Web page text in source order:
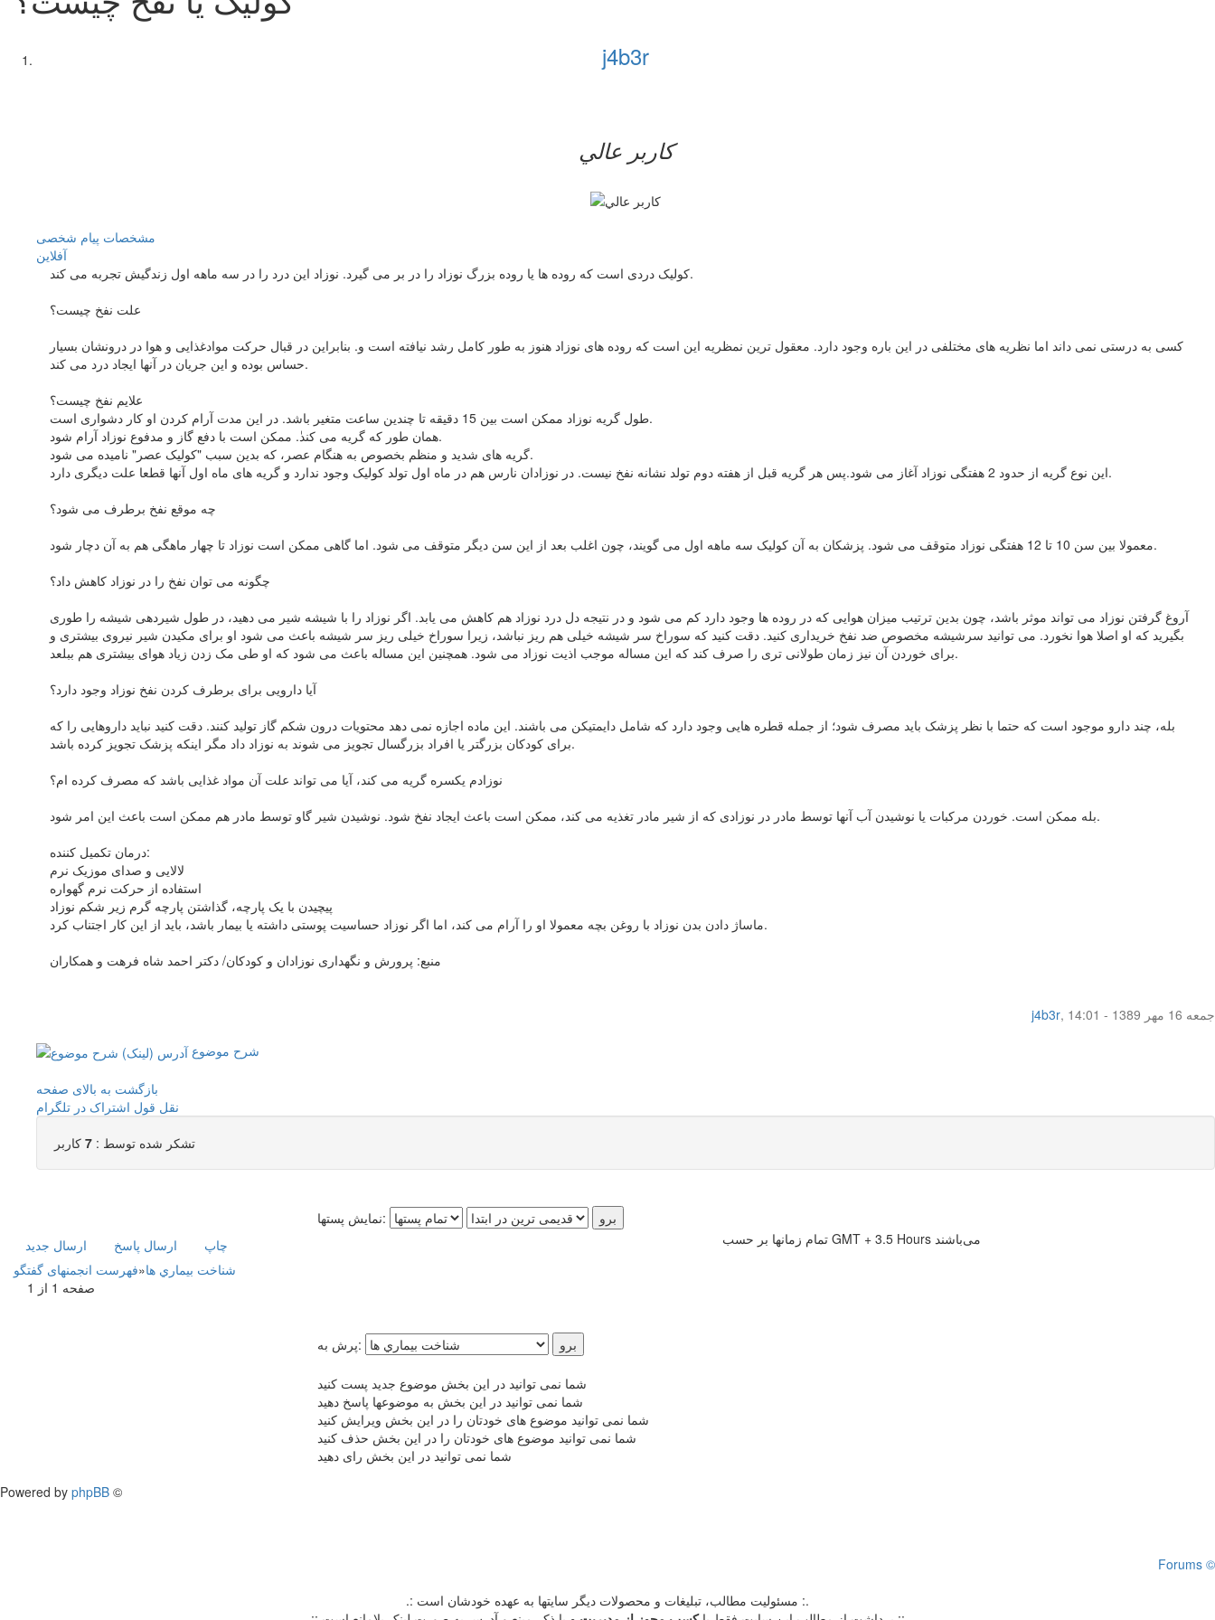
j4b3r
کاربر عالي
مشخصات پیام شخصی
آفلاين
کولیک دردی است که روده ها یا روده بزرگ نوزاد را در بر می گیرد. نوزاد این درد را در سه ماهه اول زندگیش تجربه می کند.
علت نفخ چیست؟
کسی به درستی نمی داند اما نظریه های مختلفی در این باره وجود دارد. معقول ترین نمظریه این است که روده های نوزاد هنوز به طور کامل رشد نیافته است و. بنابراین در قبال حرکت موادغذایی و هوا در درونشان بسیار
حساس بوده و این جریان در آنها ایجاد درد می کند.
علایم نفخ چیست؟
طول گریه نوزاد ممکن است بین 15 دقیقه تا چندین ساعت متغیر باشد. در این مدت آرام کردن او کار دشواری است.
همان طور که گریه می کندٰ. ممکن است با دفع گاز و مدفوع نوزاد آرام شود.
گریه های شدید و منظم بخصوص به هنگام عصر، که بدین سبب "کولیک عصر" نامیده می شود.
این نوع گریه از حدود 2 هفتگی نوزاد آغاز می شود.پس هر گریه قبل از هفته دوم تولد نشانه نفخ نیست. در نوزادان نارس هم در ماه اول تولد کولیک وجود ندارد و گریه های ماه اول آنها قطعا علت دیگری دارد.
چه موقع نفخ برطرف می شود؟
معمولا بین سن 10 تا 12 هفتگی نوزاد متوقف می شود. پزشکان به آن کولیک سه ماهه اول می گویند، چون اغلب بعد از این سن دیگر متوقف می شود. اما گاهی ممکن است نوزاد تا چهار ماهگی هم به آن دچار شود.
چگونه می توان نفخ را در نوزاد کاهش داد؟
آروغ گرفتن نوزاد می تواند موثر باشد، چون بدین ترتیب میزان هوایی که در روده ها وجود دارد کم می شود و در نتیجه دل درد نوزاد هم کاهش می یابد. اگر نوزاد را با شیشه شیر می دهید، در طول شیردهی شیشه را طوری
بگیرید که او اصلا هوا نخورد. می توانید سرشیشه مخصوص ضد نفخ خریداری کنید. دقت کنید که سوراخ سر شیشه خیلی هم ریز نباشد، زیرا سوراخ خیلی ریز سر شیشه باعث می شود او برای مکیدن شیر نیروی بیشتری و
برای خوردن آن نیز زمان طولانی تری را صرف کند که این مساله موجب اذیت نوزاد می شود. همچنین این مساله باعث می شود که او طی مک زدن زیاد هوای بیشتری هم ببلعد.
آیا دارویی برای برطرف کردن نفخ نوزاد وجود دارد؟
بله، چند دارو موجود است که حتما با نظر پزشک باید مصرف شود؛ از جمله قطره هایی وجود دارد که شامل دایمتیکن می باشند. این ماده اجازه نمی دهد محتویات درون شکم گاز تولید کنند. دقت کنید نباید داروهایی را که
برای کودکان بزرگتر یا افراد بزرگسال تجویز می شوند به نوزاد داد مگر اینکه پزشک تجویز کرده باشد.
نوزادم یکسره گریه می کند، آیا می تواند علت آن مواد غذایی باشد که مصرف کرده ام؟
بله ممکن است. خوردن مرکبات یا نوشیدن آب آنها توسط مادر در نوزادی که از شیر مادر تغذیه می کند، ممکن است باعث ایجاد نفخ شود. نوشیدن شیر گاو توسط مادر هم ممکن است باعث این امر شود.
درمان تکمیل کننده:
لالایی و صدای موزیک نرم
استفاده از حرکت نرم گهواره
پیچیدن با یک پارچه، گذاشتن پارچه گرم زیر شکم نوزاد
ماساژ دادن بدن نوزاد با روغن بچه معمولا او را آرام می کند، اما اگر نوزاد حساسیت پوستی داشته یا بیمار باشد، باید از این کار اجتناب کرد.
منبع: پرورش و نگهداری نوزادان و کودکان/ دکتر احمد شاه فرهت و همکاران
j4b3r,
جمعه 16 مهر 1389 - 14:01
شرح موضوع
بازگشت به بالای صفحه
نقل قول اشتراک در تلگرام
تشکر شده توسط : 7 کاربر
نمایش پستها:
ارسال جديد
ارسال پاسخ چاپ
تمام زمانها بر حسب GMT + 3.5 Hours می‌باشند
فهرست انجمنهای گفتگو»شناخت بيماري ها
صفحه 1 از 1
پرش به:
شما نمی توانید در این بخش موضوع جدید پست کنید
شما نمی توانید در این بخش به موضوعها پاسخ دهید
شما نمی توانید موضوع های خودتان را در این بخش ویرایش کنید
شما نمی توانید موضوع های خودتان را در این بخش حذف کنید
شما نمی توانید در این بخش رای دهید
Powered by phpBB ©
Forums ©
.: مسئوليت مطالب، تبليغات و محصولات ديگر سايتها به عهده خودشان است :.